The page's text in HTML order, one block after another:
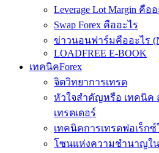
Leverage Lot Margin คือ
Swap Forex คืออะไร
ข่าวนอนฟาร์มคืออะไร
LOADFREE E-BOOK
เทคนิคForex
จิตวิทยาการเทรด
หัวใจสำคัญหรือ เทคนิค
เทรดเดอร์
เทคนิคการเทรดฟอเร็ก
โซนแห่งความชำนาญใน